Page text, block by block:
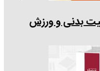
بدنی و ورزش